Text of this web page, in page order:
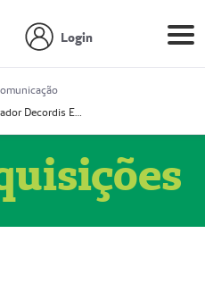
Login
Prestador Decordis Exames Cardiológicos LTDA (51004347-4)